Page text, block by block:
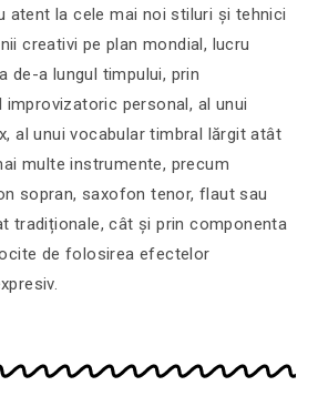
atent la cele mai noi stiluri și tehnici
creativi pe plan mondial, lucru
de-a lungul timpului, prin
personal, al unui
al unui vocabular timbral lărgit atât
multe instrumente, precum
sopran, saxofon tenor, flaut sau
tradiționale, cât și prin componenta
de folosirea efectelor